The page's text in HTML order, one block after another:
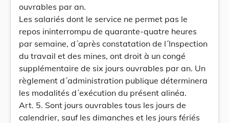
ouvrables par an.
Les salariés dont le service ne permet pas le
repos ininterrompu de quarante-quatre heures
par semaine, d´après constatation de l´Inspection
du travail et des mines, ont droit à un congé
supplémentaire de six jours ouvrables par an. Un
règlement d´administration publique déterminera
les modalités d´exécution du présent alinéa.
Art. 5. Sont jours ouvrables tous les jours de
calendrier, sauf les dimanches et les jours fériés